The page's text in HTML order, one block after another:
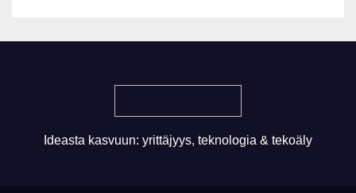
Ideasta kasvuun: yrittäjyys, teknologia & tekoäly